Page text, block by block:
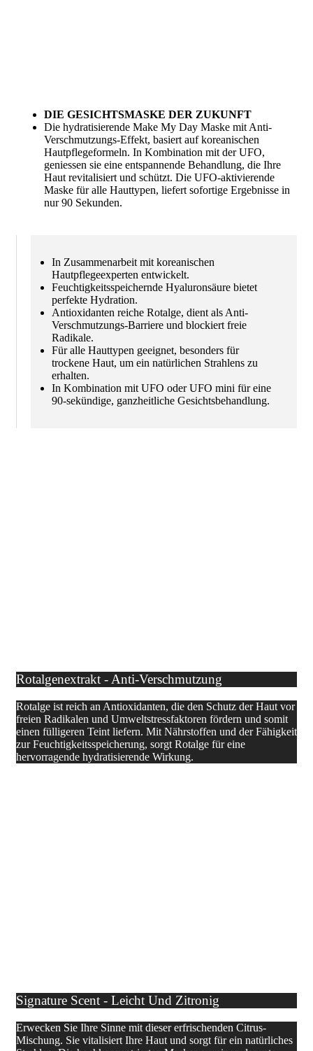
DIE GESICHTSMASKE DER ZUKUNFT
Die hydratisierende Make My Day Maske mit Anti-
Verschmutzungs-Effekt, basiert auf koreanischen
Hautpflegeformeln. In Kombination mit der UFO,
geniessen sie eine entspannende Behandlung, die Ihre
Haut revitalisiert und schützt. Die UFO-aktivierende
Maske für alle Hauttypen, liefert sofortige Ergebnisse in
nur 90 Sekunden.
In Zusammenarbeit mit koreanischen
Hautpflegeexperten entwickelt.
Feuchtigkeitsspeichernde Hyaluronsäure bietet
perfekte Hydration.
Antioxidanten reiche Rotalge, dient als Anti-
Verschmutzungs-Barriere und blockiert freie
Radikale.
Für alle Hauttypen geeignet, besonders für
trockene Haut, um ein natürlichen Strahlens zu
erhalten.
In Kombination mit UFO oder UFO mini für eine
90-sekündige, ganzheitliche Gesichtsbehandlung.
Rotalgenextrakt - Anti-Verschmutzung
Rotalge ist reich an Antioxidanten, die den Schutz der Haut vor
freien Radikalen und Umweltstressfaktoren fördern und somit
einen fülligeren Teint liefern. Mit Nährstoffen und der Fähigkeit
zur Feuchtigkeitsspeicherung, sorgt Rotalge für eine
hervorragende hydratisierende Wirkung.
Signature Scent - Leicht Und Zitronig
Erwecken Sie Ihre Sinne mit dieser erfrischenden Citrus-
Mischung. Sie vitalisiert Ihre Haut und sorgt für ein natürliches